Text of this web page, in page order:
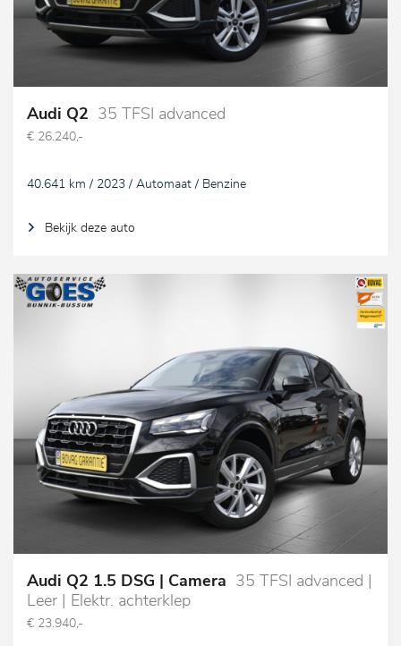
Audi Q2 35 TFSI advanced
€ 26.240,-
40.641 km / 2023 / Automaat / Benzine
Bekijk deze auto
Audi Q2 1.5 DSG | Camera
35 TFSI advanced |
Leer | Elektr. achterklep
€ 23.940,-